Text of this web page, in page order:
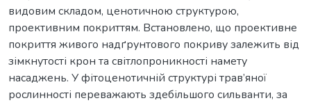
видовим складом, ценотичною структурою,
проективним покриттям. Встановлено, що проективне
покриття живого надґрунтового покриву залежить від
зімкнутості крон та світлопроникності намету
насаджень. У фітоценотичній структурі трав’яної
рослинності переважають здебільшого сильванти, за